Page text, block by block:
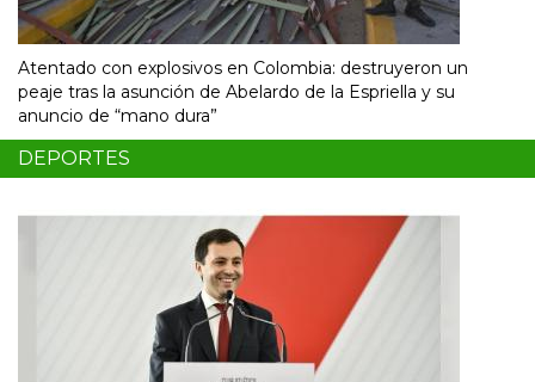
Atentado con explosivos en Colombia: destruyeron un
peaje tras la asunción de Abelardo de la Espriella y su
anuncio de “mano dura”
DEPORTES